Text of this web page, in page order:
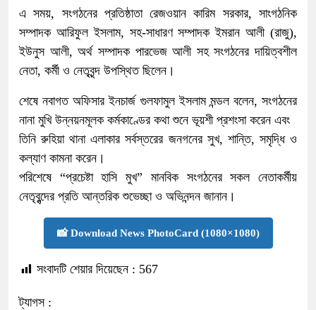
এ সময়, সংগঠনের প্রতিষ্ঠাতা রেজওয়ান কারিম সরকার, সাংগঠনিক
সম্পাদক আরিফুল ইসলাম, সহ-সাধারণ সম্পাদক ইমরান আলী (রাজু),
ইউনুস আলী, অর্থ সম্পাদক পারভেজ আলী সহ সংগঠনের দায়িত্বশীল
নেতা, কর্মী ও নেতৃবৃন্দ উপস্থিত ছিলেন।
শেষে নবাগত অফিসার ইনচার্জ গুলফামুল ইসলাম মন্ডল বলেন, সংগঠনের
নানা মুখি উন্নয়নমূলক কর্মকাণ্ডের কথা শুনে ভূয়শী প্রশংসা করেন এবং
তিনি রুহিয়া থানা এলাকার সর্বস্তরের জনগনের সুখ, শান্তি, সমৃদ্ধি ও
কল্যাণ কামনা করেন।
পরিশেষে “প্রচেষ্টা হাসি মুখ” মানবিক সংগঠনের সকল নেতাকর্মীয়
নেতৃবৃন্দের প্রতি আন্তরিক শুভেচ্ছা ও অভিনন্দন জানান।
📸 Download News PhotoCard (1080×1080)
সংবাদটি শেয়ার দিয়েছেন : 567
ট্যাগস :